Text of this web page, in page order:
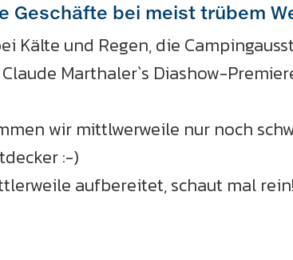
Geschäfte bei meist trübem
Kälte und Regen, die
Marthaler`s Diashow-
wir mittlwerweile nur noch
:-)
aufbereitet, schaut mal rein!